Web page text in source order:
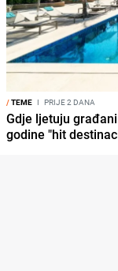
/TEME I PRIJE 2 DANA
Gdje ljetuju
godine "hit